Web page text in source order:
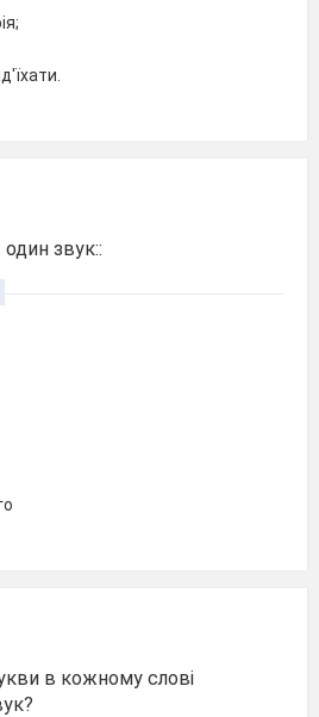
звук::
в кожному слові